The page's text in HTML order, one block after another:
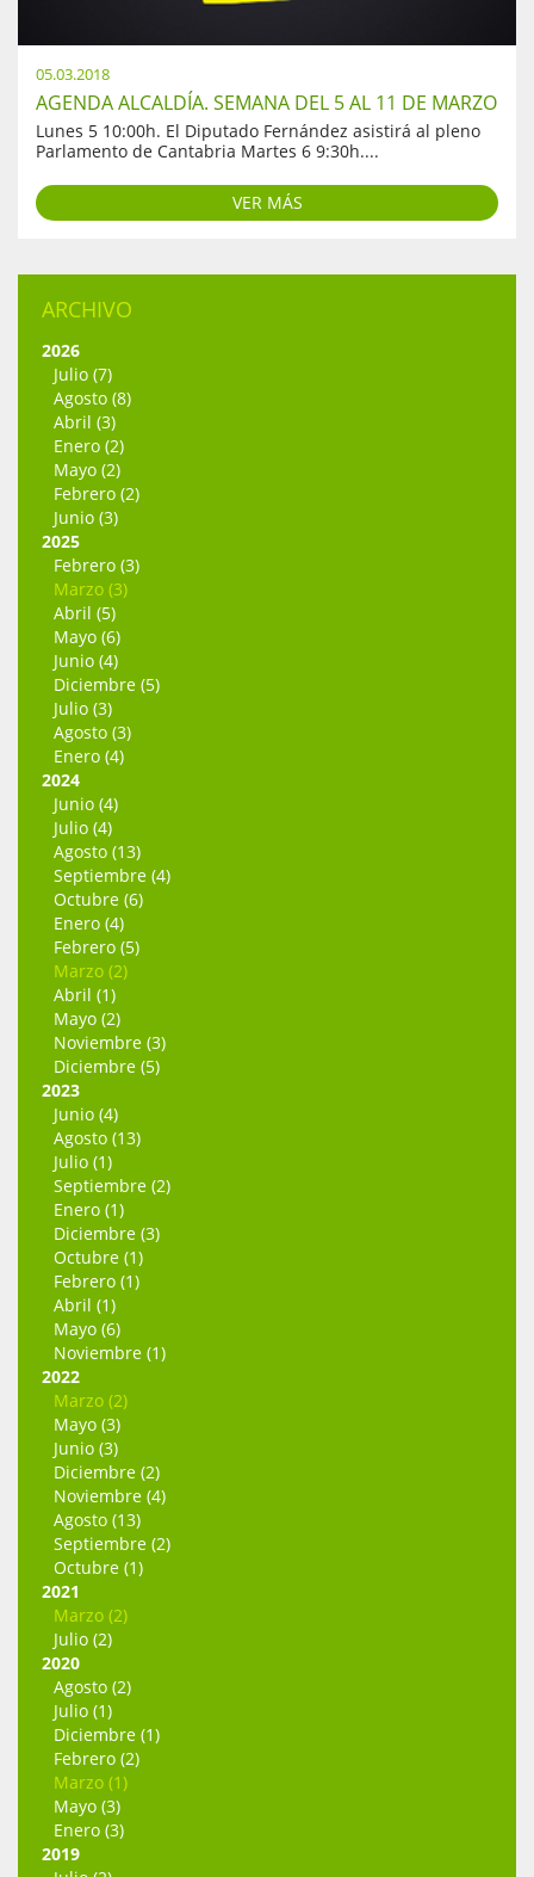
05.03.2018
AGENDA ALCALDÍA. SEMANA DEL 5 AL 11 DE MARZO
Lunes 5 10:00h. El Diputado Fernández asistirá al pleno
Parlamento de Cantabria Martes 6 9:30h....
VER MÁS
ARCHIVO
2026
Julio (7)
Agosto (8)
Abril (3)
Enero (2)
Mayo (2)
Febrero (2)
Junio (3)
2025
Febrero (3)
Marzo (3)
Abril (5)
Mayo (6)
Junio (4)
Diciembre (5)
Julio (3)
Agosto (3)
Enero (4)
2024
Junio (4)
Julio (4)
Agosto (13)
Septiembre (4)
Octubre (6)
Enero (4)
Febrero (5)
Marzo (2)
Abril (1)
Mayo (2)
Noviembre (3)
Diciembre (5)
2023
Junio (4)
Agosto (13)
Julio (1)
Septiembre (2)
Enero (1)
Diciembre (3)
Octubre (1)
Febrero (1)
Abril (1)
Mayo (6)
Noviembre (1)
2022
Marzo (2)
Mayo (3)
Junio (3)
Diciembre (2)
Noviembre (4)
Agosto (13)
Septiembre (2)
Octubre (1)
2021
Marzo (2)
Julio (2)
2020
Agosto (2)
Julio (1)
Diciembre (1)
Febrero (2)
Marzo (1)
Mayo (3)
Enero (3)
2019